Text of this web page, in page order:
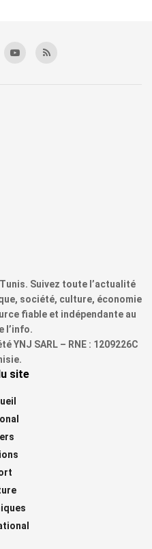
Suivez toute l’actualité
société, culture, économie
fiable et indépendante au
l’info.
YNJ SARL – RNE : 1209226C
site